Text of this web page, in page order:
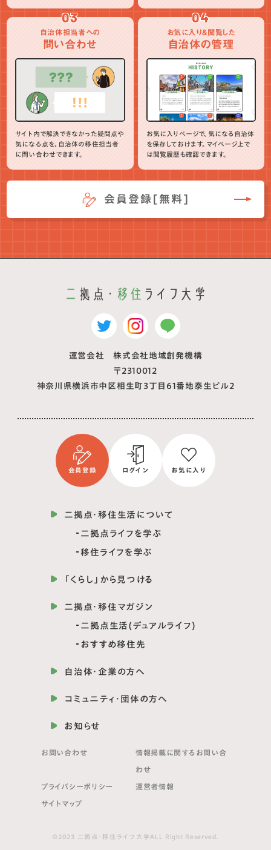
03
自治体担当者への
問い合わせ
サイト内で解決できなかった疑問点や
気になる点を、自治体の移住担当者
に問い合わせできます。
04
お気に入り＆閲覧した
自治体の管理
お気に入りページで、気になる自治体
を保存しておけます。マイページ上で
は閲覧履歴も確認できます。
会員登録[無料]
運営会社 株式会社地域創発機構
〒2310012
神奈川県横浜市中区相生町3丁目61番地泰生ビル2
会員登録 ログイン お気に入り
二拠点・移住生活について
二拠点ライフを学ぶ
移住ライフを学ぶ
「くらし」から見つける
二拠点・移住マガジン
二拠点生活(デュアルライフ)
おすすめ移住先
自治体・企業の方へ
コミュニティ・団体の方へ
お知らせ
お問い合わせ 情報掲載に関する お問い合
わせ
プライバシーポリシー 運営者情報
サイトマップ
©2023 二拠点・移住ライフ大学ALL Right Reserved.